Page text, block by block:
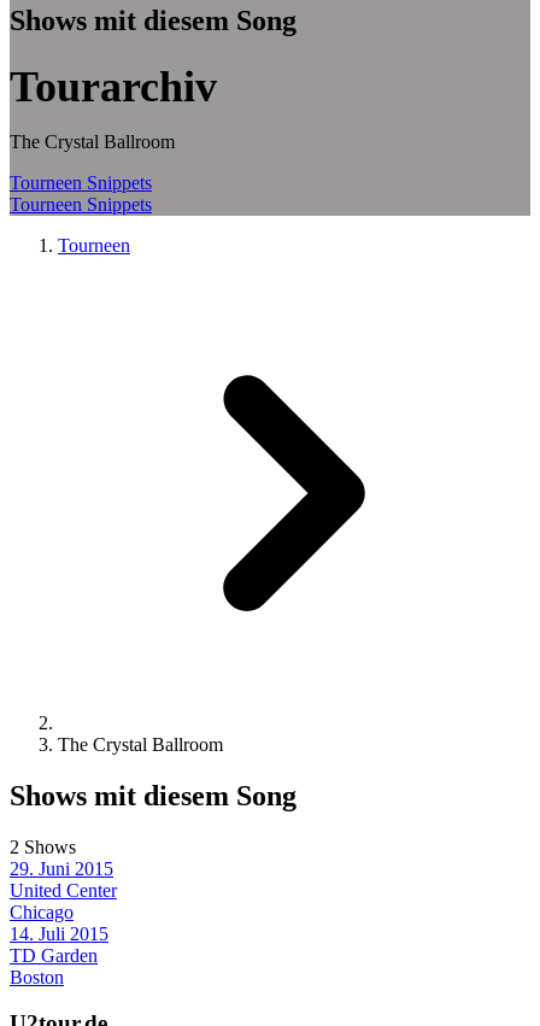
Shows mit diesem Song
Tourarchiv
The Crystal Ballroom
Tourneen Snippets
Tourneen Snippets
Tourneen
The Crystal Ballroom
Shows mit diesem Song
2 Shows
29. Juni 2015
United Center
Chicago
14. Juli 2015
TD Garden
Boston